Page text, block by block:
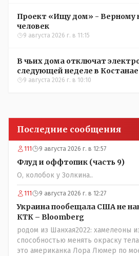
Проект «Ищу дом» - Верному
человек
9 августа 2026 г. в 11:15
В чьих дома отключат
следующей неделе в
9 августа 2026 г. в 10:10
Последние сообщения
111 9 августа 2026 г. в 12:57
Флуд и оффтопик (часть 9)
О, колобок у Золкина..
111 9 августа 2026 г. в 12:27
Украина пообещала США не
КТК – Bloomberg
родом из Шанхая2022: хамелеоны
способностью менять окраску
это американка Лора Люмер по